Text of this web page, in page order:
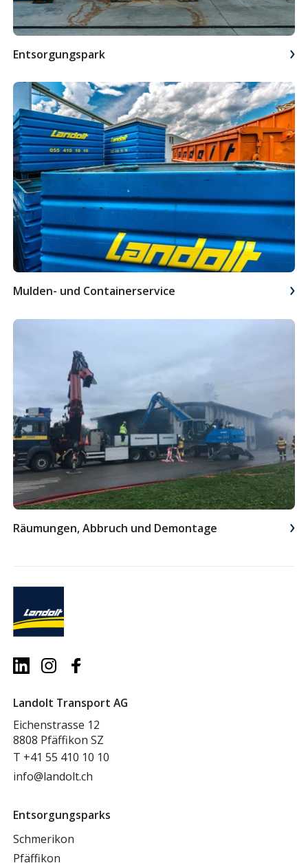
Entsorgungs­park
Mulden- und Containerservice
Räumungen, Abbruch und Demontage
Landolt Transport AG
Eichenstrasse 12
8808 Pfäffikon SZ
T +41 55 410 10 10
info@landolt.ch
Entsorgungsparks
Schmerikon
Pfäffikon